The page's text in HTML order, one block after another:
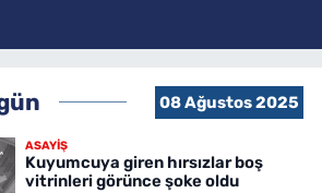
08 Ağustos 2025
ASAYİŞ
Kuyumcuya giren hırsızlar boş
vitrinleri görünce şoke oldu